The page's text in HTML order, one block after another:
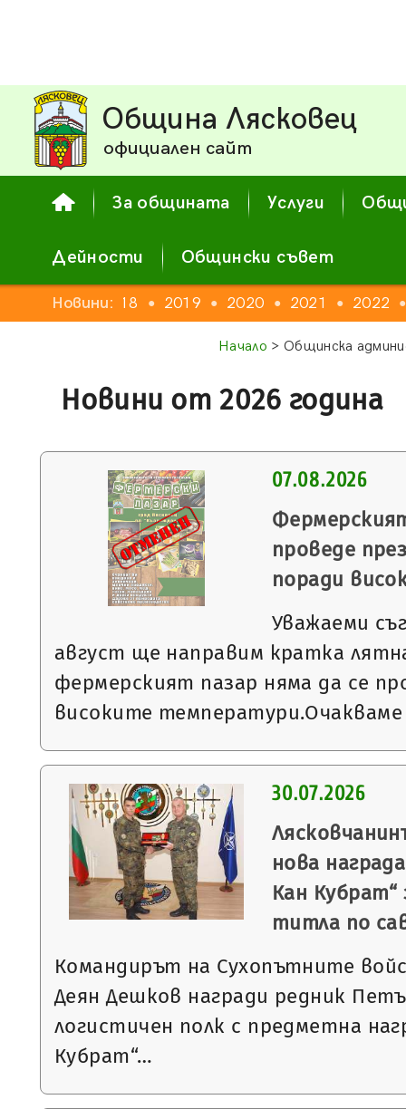
Община Лясковец
официален сайт
За общината Услуги
Дейности Общински съвет
Новини:
2017 ● 2018 ● 2019 ● 2020 ● 2021 ● 2022 ●
Начало > Общинска
Новини от 2026 година
07.08.2026
проведе
поради
Уважаеми
август ще направим кратка
фермерският пазар няма да се
високите
30.07.2026
нова
Кан Кубрат“
титла по
Командирът на Сухопътните
Деян Дешков награди редник
логистичен полк с предметна
Кубрат“…